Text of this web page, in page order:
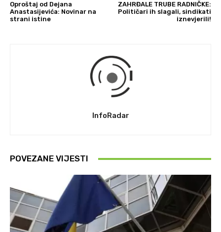
Oproštaj od Dejana
Anastasijevića: Novinar na
strani istine
ZAHRĐALE TRUBE RADNIČKE:
Političari ih slagali, sindikati
iznevjerili!
InfoRadar
POVEZANE VIJESTI